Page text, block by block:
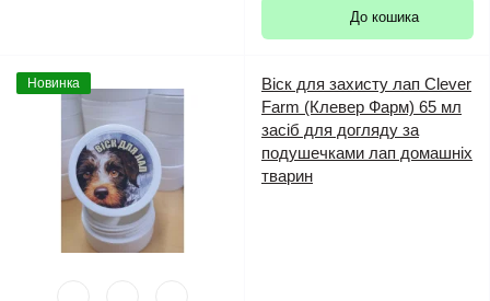
До кошика
Новинка
Віск для захисту лап Clever
Farm (Клевер Фарм) 65 мл
засіб для догляду за
подушечками лап домашніх
тварин